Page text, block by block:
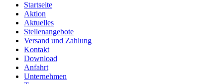
Startseite
Aktion
Aktuelles
Stellenangebote
Versand und Zahlung
Kontakt
Download
Anfahrt
Unternehmen